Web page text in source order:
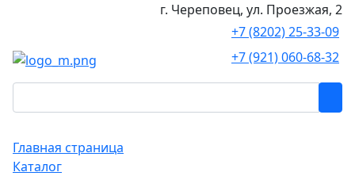
г. Череповец, ул. Проезжая, 2
+7 (8202) 25-33-09
+7 (921) 060-68-32
Главная страница
Каталог